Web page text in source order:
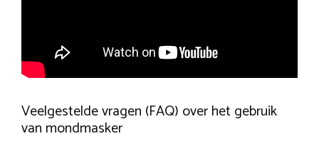
Veelgestelde vragen (FAQ) over het gebruik
van mondmasker